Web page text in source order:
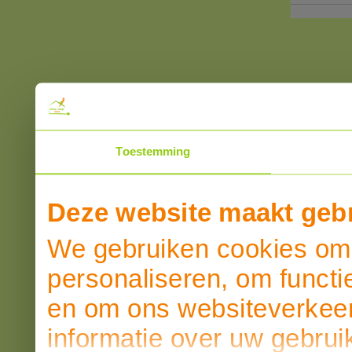
Toestemming
Deze website maakt
We gebruiken cookies
personaliseren, om
en om ons
informatie over uw